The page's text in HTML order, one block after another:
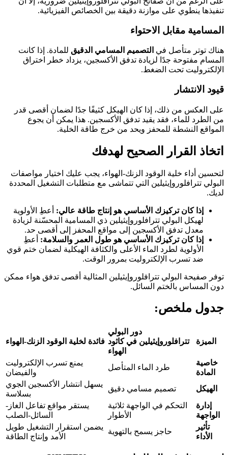
تنفيذها ينطوي على موازنة دقيقة بين الخصائص الفيزيائية.
المسامية مقابل الاحتواء
هناك توتر متأصل في التصميم المسامي الدقيق للمادة. إذا كانت
المسام مفتوحة جدًا لزيادة تدفق الأكسجين، يزداد خطر اختراق
الإلكتروليت تحت الضغط.
قيود الانتشار
على العكس من ذلك، إذا كان الهيكل كثيفًا جدًا لضمان أقصى قدر
من الطرد للماء، فقد يقيد تدفق الأكسجين. هذا يمكن أن يجوع
المواقع النشطة للمحفز ويحد من خرج طاقة الخلية.
اتخاذ القرار الصحيح لهدفك
لتحسين أداء خلية الوقود الزنك-الهواء، يجب عليك اختيار مواصفات
البولي تترافلوروإيثيلين التي تتماشى مع متطلبات التشغيل المحددة
لديك.
إذا كان تركيزك الأساسي هو إنتاج طاقة عالي: أعطِ الأولوية
لهيكل البولي تترافلوروإيثيلين ذي المسامية المحسّنة لزيادة
معدل تدفق الأكسجين إلى مواقع المحفز إلى أقصى حد.
إذا كان تركيزك الأساسي هو طول العمر والسلامة: أعطِ
الأولوية لطرد الماء الأعلى والكثافة الهيكلية لضمان ختم قوي
ضد تسرب الإلكتروليت بمرور الوقت.
توفر صفيحة البولي تترافلوروإيثيلين المثالية أقصى تدفق هواء ممكن
دون المساس بالختم السائل.
جدول ملخص:
الميزة
دور البولي
تترافلوروإيثيلين في كاثود
الهواء
فائدة لخلية الوقود الزنك-الهواء
خاصية
المادة
طرد الماء المتأصل
يمنع تسرب الإلكتروليت
والفيضان
الهيكل
تصميم مسامي دقيق
يسهل انتشار الأكسجين الجوي
بسلاسة
إدارة
الواجهة
التحكم في الواجهة ثلاثية
الأطوار
يستقر مواقع تفاعل الغاز-
السائل-الصلب
تأثير
الأداء
حاجز يسمح بالتهوية
يضمن استقرار التشغيل طويل
الأمد وإنتاج الطاقة